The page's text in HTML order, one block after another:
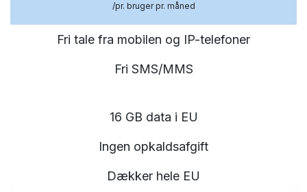
/pr. bruger pr. måned
Fri tale fra mobilen og IP-telefoner
Fri SMS/MMS
16 GB data i EU
Ingen opkaldsafgift
Dækker hele EU